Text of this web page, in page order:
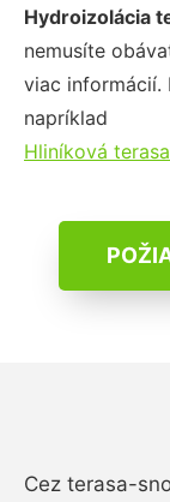
Hydroizolácia
nemusíte
viac informácií.
napríklad
Hliníková
Cez terasa-